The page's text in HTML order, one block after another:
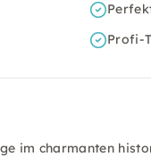
Profi-
im charmanten